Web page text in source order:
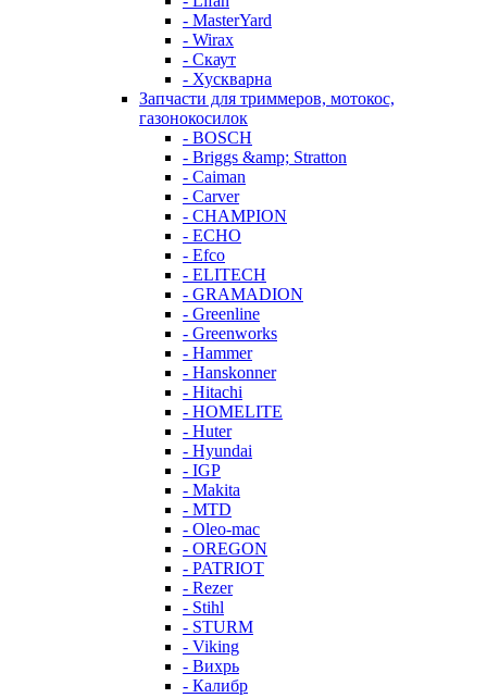
- MasterYard
- Wirax
- Скаут
- Хускварна
Запчасти для триммеров, мотокос,
газонокосилок
- BOSCH
- Briggs &amp; Stratton
- Caiman
- Carver
- CHAMPION
- ECHO
- Efco
- ELITECH
- GRAMADION
- Greenline
- Greenworks
- Hammer
- Hanskonner
- Hitachi
- HOMELITE
- Huter
- Hyundai
- IGP
- Makita
- MTD
- Oleo-mac
- OREGON
- PATRIOT
- Rezer
- Stihl
- STURM
- Viking
- Вихрь
- Калибр